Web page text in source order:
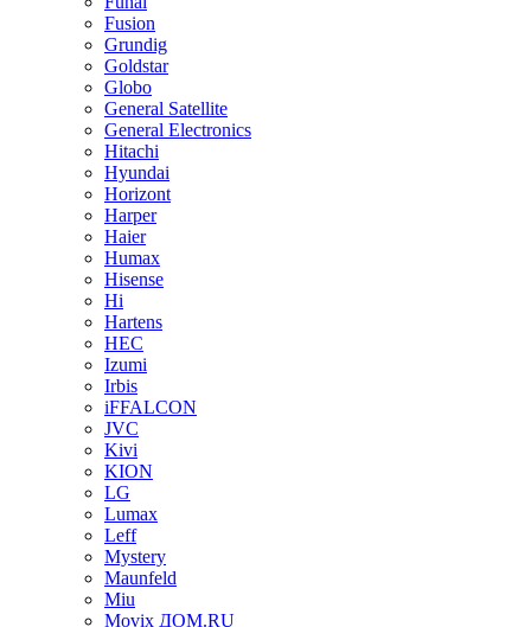
Fusion
Grundig
Goldstar
Globo
General Satellite
General Electronics
Hitachi
Hyundai
Horizont
Harper
Haier
Humax
Hisense
Hi
Hartens
HEC
Izumi
Irbis
iFFALCON
JVC
Kivi
KION
LG
Lumax
Leff
Mystery
Maunfeld
Miu
Movix ДОМ.RU